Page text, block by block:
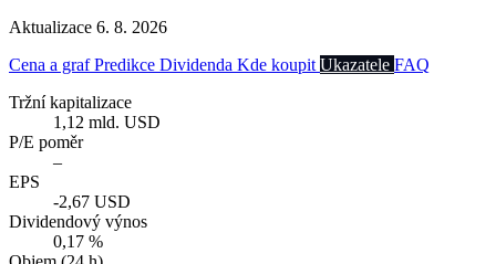
Aktualizace 6. 8. 2026
Cena a grafPredikce Dividenda Kde koupit Ukazatele FAQ
Tržní kapitalizace
1,12 mld. USD
P/E poměr
–
EPS
-2,67 USD
Dividendový výnos
0,17 %